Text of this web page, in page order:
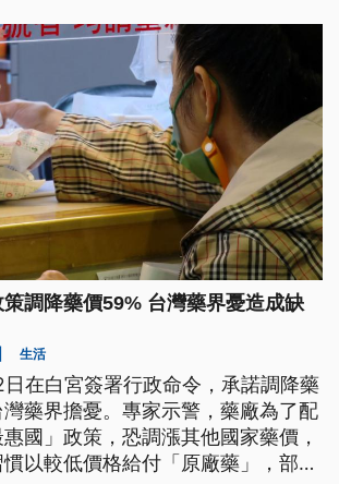
調降藥價59% 台灣藥界憂造成缺
生活
日在白宮簽署行政命令，承諾調降藥
藥界擔憂。專家示警，藥廠為了配
國」政策，恐調漲其他國家藥價，
以較低價格給付「原廠藥」，部分